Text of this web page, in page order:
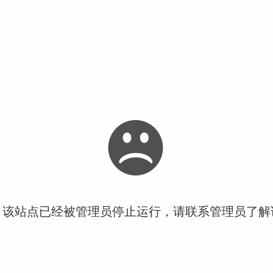
站点已经被管理员停止运行，请联系管理员了